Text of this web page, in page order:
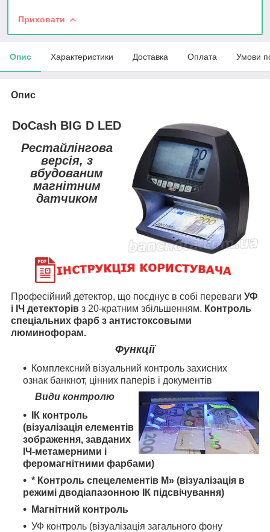
Приховати
Опис Характеристики Доставка Оплата Умови
Опис
DoCash BIG D LED
Рестайлінгова
версія, з
вбудованим
магнітним
датчиком
Професійний детектор, що поєднує в собі переваги УФ
і ІЧ детекторів з 20-кратним збільшенням. Контроль
спеціальних фарб з антистоксовыми
люминофорам.
Функції
Комплексний візуальний контроль захисних
ознак банкнот, цінних паперів і документів
Види контролю
ІК контроль
(візуалізація елементів
зображення, завданих
ІЧ-метамерними і
феромагнітними фарбами)
* Контроль спецелементів М» (візуалізація в
режимі дводіапазонною ІК підсвічування)
Магнітний контроль
УФ контроль (візуалізація загального фону